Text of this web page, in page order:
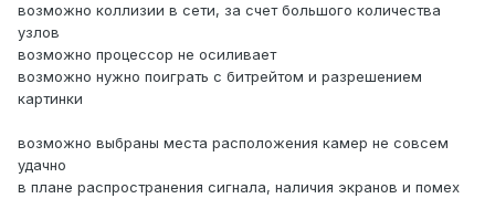
возможно коллизии в сети, за счет большого количества
узлов
возможно процессор не осиливает
возможно нужно поиграть с битрейтом и разрешением
картинки
возможно выбраны места расположения камер не совсем
удачно
в плане распространения сигнала, наличия экранов и помех